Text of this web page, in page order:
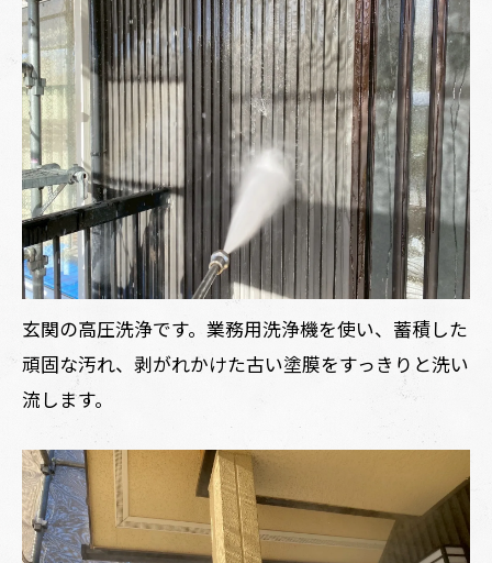
玄関の高圧洗浄です。業務用洗浄機を使い、蓄積した
頑固な汚れ、剥がれかけた古い塗膜をすっきりと洗い
流します。